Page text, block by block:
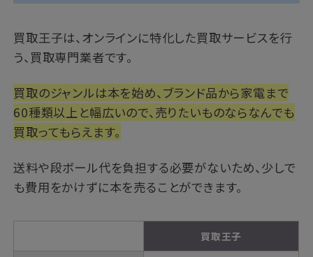
買取王子は、オンラインに特化した買取サービスを行
う、買取専門業者です。
買取のジャンルは本を始め、ブランド品から家電まで
60種類以上と幅広いので、売りたいものならなんでも
買取ってもらえます。
送料や段ボール代を負担する必要がないため、少しで
も費用をかけずに本を売ることができます。
買取王子